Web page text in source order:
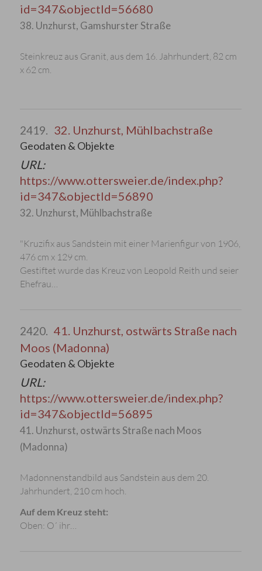
id=347&objectId=56680
38. Unzhurst, Gamshurster Straße
Steinkreuz aus Granit, aus dem 16. Jahrhundert, 82 cm
x 62 cm.
2419. 32. Unzhurst, Mühlbachstraße
Geodaten & Objekte
URL:
https://www.ottersweier.de/index.php?
id=347&objectId=56890
32. Unzhurst, Mühlbachstraße
"Kruzifix aus Sandstein mit einer Marienfigur von 1906,
476 cm x 129 cm.
Gestiftet wurde das Kreuz von Leopold Reith und seier
Ehefrau…
2420. 41. Unzhurst, ostwärts Straße nach
Moos (Madonna)
Geodaten & Objekte
URL:
https://www.ottersweier.de/index.php?
id=347&objectId=56895
41. Unzhurst, ostwärts Straße nach Moos
(Madonna)
Madonnenstandbild aus Sandstein aus dem 20.
Jahrhundert, 210 cm hoch.
Auf dem Kreuz steht:
Oben: O´ ihr…